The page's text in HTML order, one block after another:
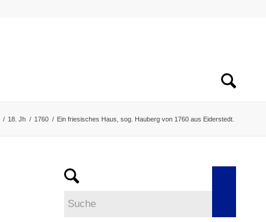
/ 18. Jh / 1760 / Ein friesisches Haus, sog. Hauberg von 1760 aus Eiderstedt.